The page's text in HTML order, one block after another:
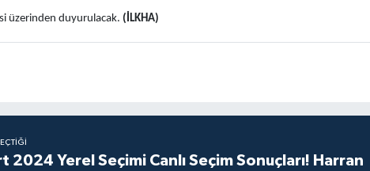
üzerinden duyurulacak. (İLKHA)
2024 Yerel Seçimi Canlı Seçim Sonuçları! Harran